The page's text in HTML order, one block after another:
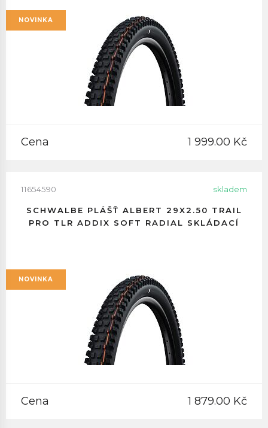
NOVINKA
Cena 1 999.00 Kč
11654590 skladem
SCHWALBE PLÁŠŤ ALBERT 29X2.50 TRAIL
PRO TLR ADDIX SOFT RADIAL SKLÁDACÍ
NOVINKA
Cena 1 879.00 Kč